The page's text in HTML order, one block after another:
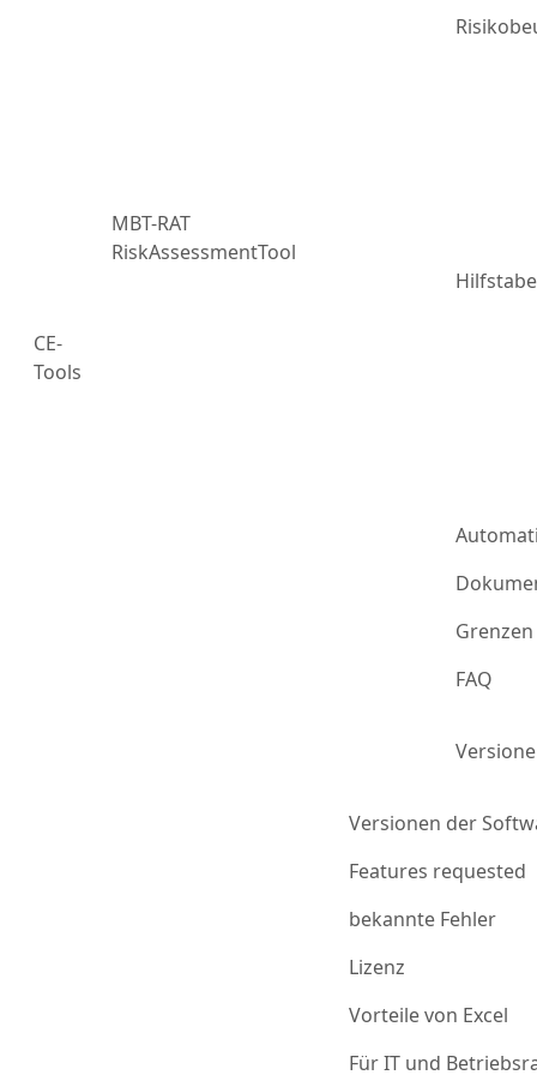
CE-
Tools
MBT-RAT
RiskAssessmentTool
FAQ
Versionen der
Features requested
bekannte Fehler
Lizenz
Vorteile von Excel
Für IT und